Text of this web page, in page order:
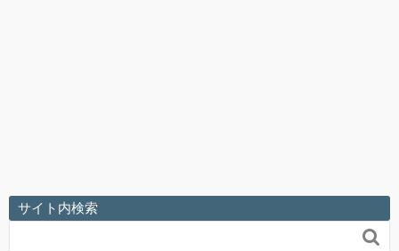
サイト内検索
